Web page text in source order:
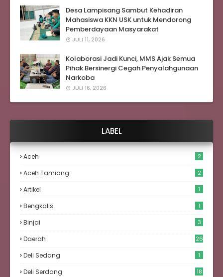
Desa Lampisang Sambut Kehadiran
Mahasiswa KKN USK untuk Mendorong
Pemberdayaan Masyarakat
JULI 11, 2026
Kolaborasi Jadi Kunci, MMS Ajak Semua
Pihak Bersinergi Cegah Penyalahgunaan
Narkoba
JULI 16, 2026
LABEL
Aceh 2
Aceh Tamiang 2
Artikel 1
Bengkalis 1
Binjai 3
Daerah 26
Deli Sedang 1
Deli Serdang 18